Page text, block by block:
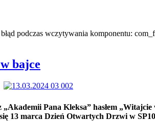
błąd podczas wczytywania komponentu:
bajce
„Akademii Pana Kleksa” hasłem „Witajcie
13 marca Dzień Otwartych Drzwi w